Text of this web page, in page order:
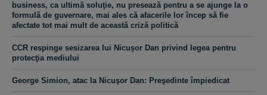
business, ca ultimă soluţie, nu presează pentru a se ajunge la o
formulă de guvernare, mai ales că afacerile lor încep să fie
afectate tot mai mult de această criză politică
CCR respinge sesizarea lui Nicuşor Dan privind legea pentru
protecţia mediului
George Simion, atac la Nicuşor Dan: Preşedinte împiedicat